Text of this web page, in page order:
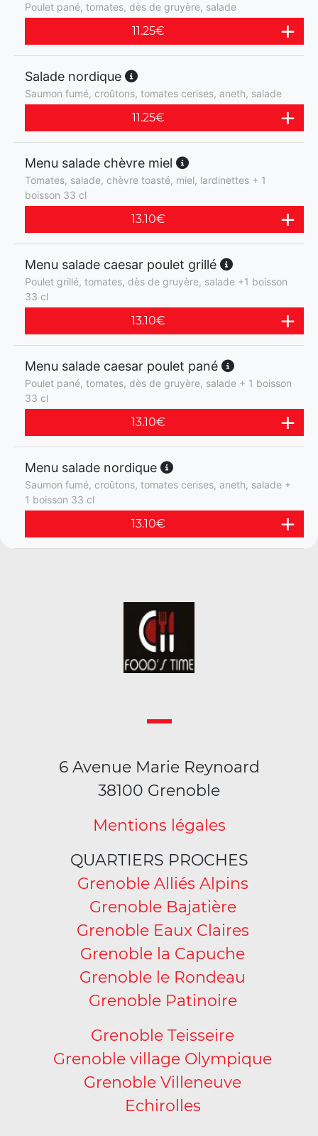
Poulet pané, tomates, dès de gruyère, salade
11.25€
Salade nordique
Saumon fumé, croûtons, tomates cerises, aneth, salade
11.25€
Menu salade chèvre miel
Tomates, salade, chèvre toasté, miel, lardinettes + 1
boisson 33 cl
13.10€
Menu salade caesar poulet grillé
Poulet grillé, tomates, dès de gruyère, salade +1 boisson
33 cl
13.10€
Menu salade caesar poulet pané
Poulet pané, tomates, dès de gruyère, salade + 1 boisson
33 cl
13.10€
Menu salade nordique
Saumon fumé, croûtons, tomates cerises, aneth, salade +
1 boisson 33 cl
13.10€
6 Avenue Marie Reynoard
38100 Grenoble
Mentions légales
QUARTIERS PROCHES
Grenoble Alliés Alpins
Grenoble Bajatière
Grenoble Eaux Claires
Grenoble la Capuche
Grenoble le Rondeau
Grenoble Patinoire
Grenoble Teisseire
Grenoble village Olympique
Grenoble Villeneuve
Echirolles